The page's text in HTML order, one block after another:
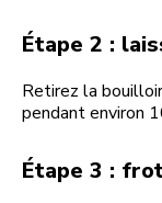
Étape 2 :
Retirez la
pendant environ
Étape 3 :